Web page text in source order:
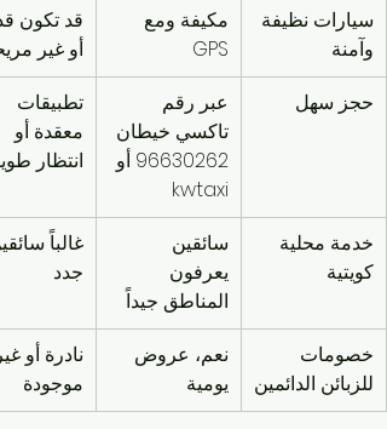
سيارات نظيفة
وآمنة
مكيفة ومع
GPS
قد تكون
أو غير
حجز سهل
عبر رقم
تاكسي خيطان
96630262 أو
kwtaxi
تطبيقات
معقدة أو
انتظار
خدمة محلية
كويتية
سائقين
يعرفون
المناطق جيداً
غالباً
جدد
خصومات
للزبائن الدائمين
نعم، عروض
يومية
نادرة أو
موجودة